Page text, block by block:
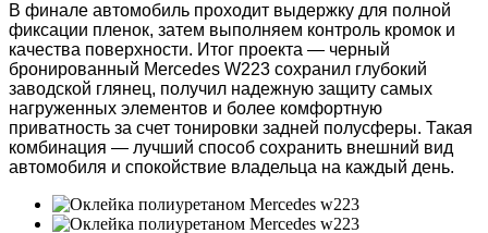
В финале автомобиль проходит выдержку для полной
фиксации пленок, затем выполняем контроль кромок и
качества поверхности. Итог проекта — черный
бронированный Mercedes W223 сохранил глубокий
заводской глянец, получил надежную защиту самых
нагруженных элементов и более комфортную
приватность за счет тонировки задней полусферы. Такая
комбинация — лучший способ сохранить внешний вид
автомобиля и спокойствие владельца на каждый день.